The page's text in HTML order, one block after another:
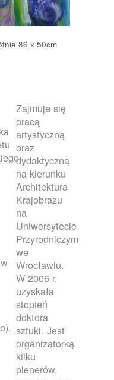
86 x 50cm
Zajmuje się
pracą
artystyczną
oraz
dydaktyczną
na kierunku
Architektura
Krajobrazu
na
Uniwersytecie
Przyrodniczym
we
Wrocławiu.
W 2006 r.
uzyskała
stopień
doktora
sztuki. Jest
organizatorką
kilku
plenerów,